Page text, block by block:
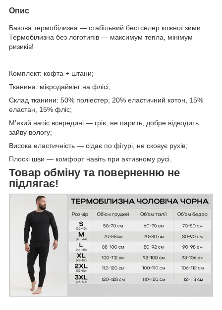
Опис
Базова термобілизна — стабільний бестселер кожної зими.
Термобілизна без логотипів — максимум тепла, мінімум
ризиків!
Комплект: кофта + штани;
Тканина: мікродайвінг на флісі;
Склад тканини: 50% поліестер, 20% еластичний котон, 15%
еластан, 15% фліс;
М’який начіс всередині — гріє, не парить, добре відводить
зайву вологу;
Висока еластичність — сідає по фігурі, не сковує рухів;
Плоскі шви — комфорт навіть при активному русі.
Товар обміну та поверненню не
підлягає!